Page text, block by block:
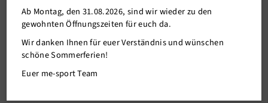
18.06.2023
Trainingszeiten in den Ferien
16.06.2023
Wir positionieren uns
16.06.2023
Ab Montag, den 31.08.2026, sind wir wieder zu den
gewohnten Öffnungszeiten für euch da.
Wir danken Ihnen für euer Verständnis und wünschen
schöne Sommerferien!
Euer me-sport Team